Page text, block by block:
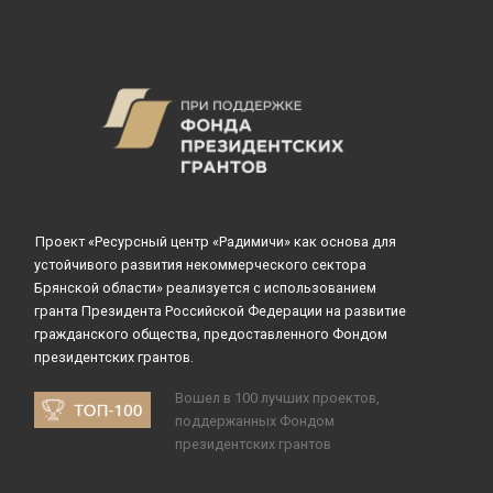
Проект «Ресурсный центр «Радимичи» как основа для
устойчивого развития некоммерческого сектора
Брянской области» реализуется с использованием
гранта Президента Российской Федерации на развитие
гражданского общества, предоставленного Фондом
президентских грантов.
Вошел в 100 лучших проектов,
поддержанных Фондом
президентских грантов